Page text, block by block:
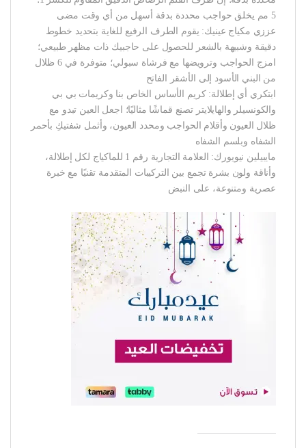
5 مم يخلق حواجب محددة بدقة أسهل من أي وقت مضى
عززي مكياج عينيك: يقوم الطرف الرفيع للغاية بتحديد خطوط
دقيقة وشبيهة بالشعر للحصول على حاجبيك ذات مظهر طبيعي؛
امزج الحواجب وترويضها مع فرشاة سبولي؛ متوفرة في 6 ظلال
من البني الأسود إلى الأشقر الفاتح
ابتكري أي إطلالة: كريم الأساس الخاص بنا وكريمات بي بي
والكونسيلر والهايلايتر تصنع قماشًا مثاليًا؛ اجعل العين تبدو مع
ظلال العيون وأقلام الحواجب ومحدد العيون، وأثمل شفتيكِ بأحمر
الشفاه وبلسم الشفاه
مايبيلين نيويورك: العلامة التجارية رقم 1 للماكياج لكل إطلالة،
وأناقة ولون بشرة تجمع بين التركيبات المتقدمة تقنيًا مع خبرة
عصرية ومتنوعة، على النبض